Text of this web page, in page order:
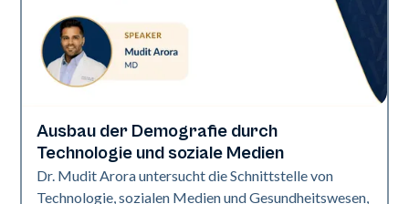
Art of Diversity
Ausbau der Demografie durch
Technologie und soziale Medien
Dr. Mudit Arora untersucht die Schnittstelle von
Technologie, sozialen Medien und Gesundheitswesen,